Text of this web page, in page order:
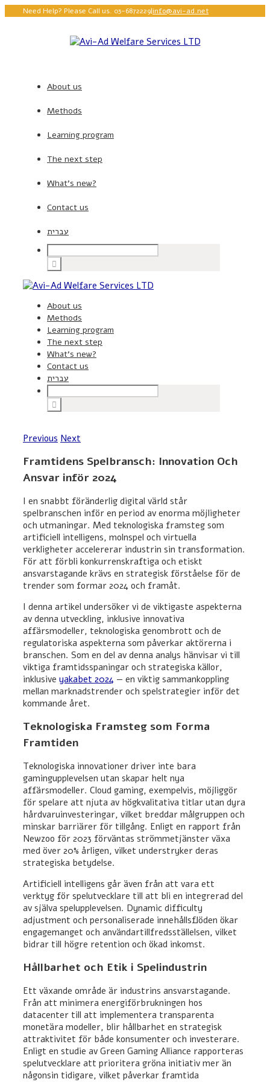
Need Help? Please Call us. 03-6872229|info@avi-ad.net
About us
Methods
Learning program
The next step
What’s new?
Contact us
עברית
About us
Methods
Learning program
The next step
What’s new?
Contact us
עברית
Previous Next
Framtidens Spelbransch: Innovation Och
Ansvar inför 2024
I en snabbt föränderlig digital värld står
spelbranschen inför en period av enorma möjligheter
och utmaningar. Med teknologiska framsteg som
artificiell intelligens, molnspel och virtuella
verkligheter accelererar industrin sin transformation.
För att förbli konkurrenskraftiga och etiskt
ansvarstagande krävs en strategisk förståelse för de
trender som formar 2024 och framåt.
I denna artikel undersöker vi de viktigaste aspekterna
av denna utveckling, inklusive innovativa
affärsmodeller, teknologiska genombrott och de
regulatoriska aspekterna som påverkar aktörerna i
branschen. Som en del av denna analys hänvisar vi till
viktiga framtidsspaningar och strategiska källor,
inklusive yakabet 2024 — en viktig sammankoppling
mellan marknadstrender och spelstrategier inför det
kommande året.
Teknologiska Framsteg som Forma
Framtiden
Teknologiska innovationer driver inte bara
gamingupplevelsen utan skapar helt nya
affärsmodeller. Cloud gaming, exempelvis, möjliggör
för spelare att njuta av högkvalitativa titlar utan dyra
hårdvaruinvesteringar, vilket breddar målgruppen och
minskar barriärer för tillgång. Enligt en rapport från
Newzoo för 2023 förväntas strömmetjänster växa
med över 20% årligen, vilket understryker deras
strategiska betydelse.
Artificiell intelligens går även från att vara ett
verktyg för spelutvecklare till att bli en integrerad del
av själva spelupplevelsen. Dynamic difficulty
adjustment och personaliserade innehållsflöden ökar
engagemanget och användartillfredsställelsen, vilket
bidrar till högre retention och ökad inkomst.
Hållbarhet och Etik i Spelindustrin
Ett växande område är industrins ansvarstagande.
Från att minimera energiförbrukningen hos
datacenter till att implementera transparenta
monetära modeller, blir hållbarhet en strategisk
attraktivitet för både konsumenter och investerare.
Enligt en studie av Green Gaming Alliance rapporteras
spelutvecklare att prioritera gröna initiativ mer än
någonsin tidigare, vilket påverkar framtida